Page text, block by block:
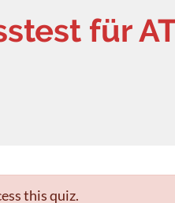
für
this quiz.